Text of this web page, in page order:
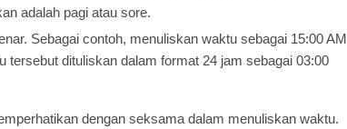
adalah pagi atau sore.
Sebagai contoh, menuliskan waktu sebagai 15:00 AM
tersebut dituliskan dalam format 24 jam sebagai 03:00
dengan seksama dalam menuliskan waktu.